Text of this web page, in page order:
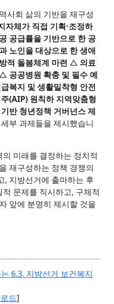
사회 삶의 기반을 재구성
자체가 직접 기획·조정하
공급률을 기반으로 한 공
노인을 대상으로 한 생애
적 돌봄체계 마련 △ 의료
△ 공공병원 확충 및 필수 예
복지 및 생활밀착형 안전
(AIP) 원칙하 지역맞춤형
반 청년정책 거버넌스 제
부 과제들을 제시했습니
미래를 결정하는 정치적
재구성하는 정책 경쟁의
, 지방선거에 출마하는 후
문제를 직시하고, 구체적
앞에 분명히 제시할 것을
6.3. 지방선거 보건복지
드]